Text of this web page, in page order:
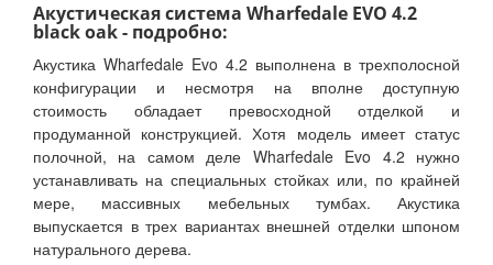
Акустическая система Wharfedale EVO 4.2
black oak - подробно:
Акустика Wharfedale Evo 4.2 выполнена в трехполосной
конфигурации и несмотря на вполне доступную
стоимость обладает превосходной отделкой и
продуманной конструкцией. Хотя модель имеет статус
полочной, на самом деле Wharfedale Evo 4.2 нужно
устанавливать на специальных стойках или, по крайней
мере, массивных мебельных тумбах. Акустика
выпускается в трех вариантах внешней отделки шпоном
натурального дерева.